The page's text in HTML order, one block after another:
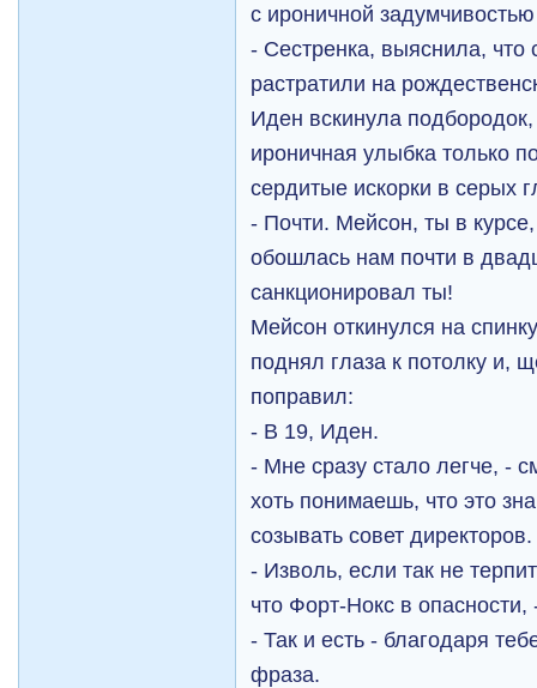
с ироничной
- Сестренка, выяснила,
растратили на
Иден вскинула
ироничная улыбка только
сердитые искорки в серых
- Почти. Мейсон, ты в
обошлась нам почти в
санкционировал ты!
Мейсон откинулся на
поднял глаза к потолку и,
поправил:
- В 19, Иден.
- Мне сразу стало легче, -
хоть понимаешь, что это
созывать совет директоров.
- Изволь, если так не
что Форт-Нокс в
- Так и есть - благодаря
фраза.